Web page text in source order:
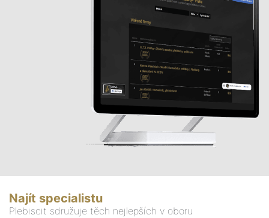
Najít specialistu
Plebiscit sdružuje těch nejlepších v oboru